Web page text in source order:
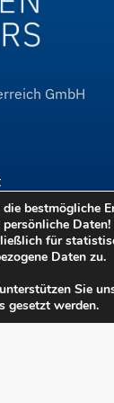
GmbH
bestmögliche
Daten!
für
Daten zu.
Sie
gesetzt werden.